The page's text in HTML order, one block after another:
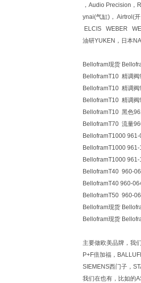
，Audio Precision
ynai(气缸)， Airtrol(
ELCIS WEBER
油研YUKEN，日本
Bellofram现货
BelloframT10 精调阀
BelloframT10 精调阀
BelloframT10 精调阀
BelloframT10 黑色
BelloframT70 流量
BelloframT1000
BelloframT1000
BelloframT1000
BelloframT40 960-
BelloframT40 960-
BelloframT50 960-
Bellofram现货
Bellofram现货
主要做欧美品牌，我
P+F倍加福，
SIEMENS西门子，
我们在也有，比如的